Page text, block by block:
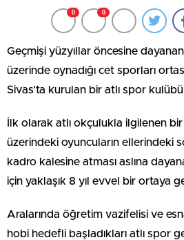
0 0
Geçmişi yüzyıllar öncesine
üzerinde oynadığı cet sporları
Sivas’ta kurulan bir atlı spor kulübü
İlk olarak atlı okçulukla ilgilenen
üzerindeki oyuncuların ellerindeki
kadro kalesine atması aslına
için yaklaşık 8 yıl evvel bir ortaya
Aralarında öğretim vazifelisi ve
hobi hedefli başladıkları atlı spor